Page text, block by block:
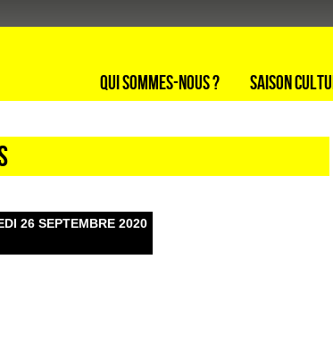
Qui sommes-nous ? Saison
26 SEPTEMBRE 2020